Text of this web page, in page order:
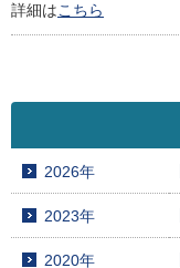
詳細はこちら
2026年
2023年
2020年